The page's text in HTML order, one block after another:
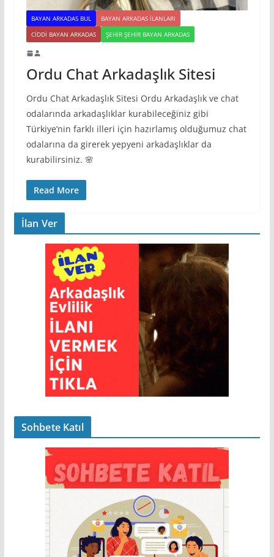
BAYAN ARKADAS BUL
BAYAN ARKADAS ILANLARI
CIDDI BAYAN ARKADAS
ŞEHIR ŞEHIR BAYAN ARKADAS
Ordu Chat Arkadaşlık Sitesi
Ordu Chat Arkadaşlık Sitesi Ordu Arkadaşlık ve chat
odalarında arkadaşlıklar kurabileceğiniz gibi
Türkiye’nin farklı illeri için hazırlamış olduğumuz chat
odalarına da girerek yepyeni arkadaşlıklar da
kurabilirsiniz. 🌸
Read More
İlan Ver
Sohbete Katıl